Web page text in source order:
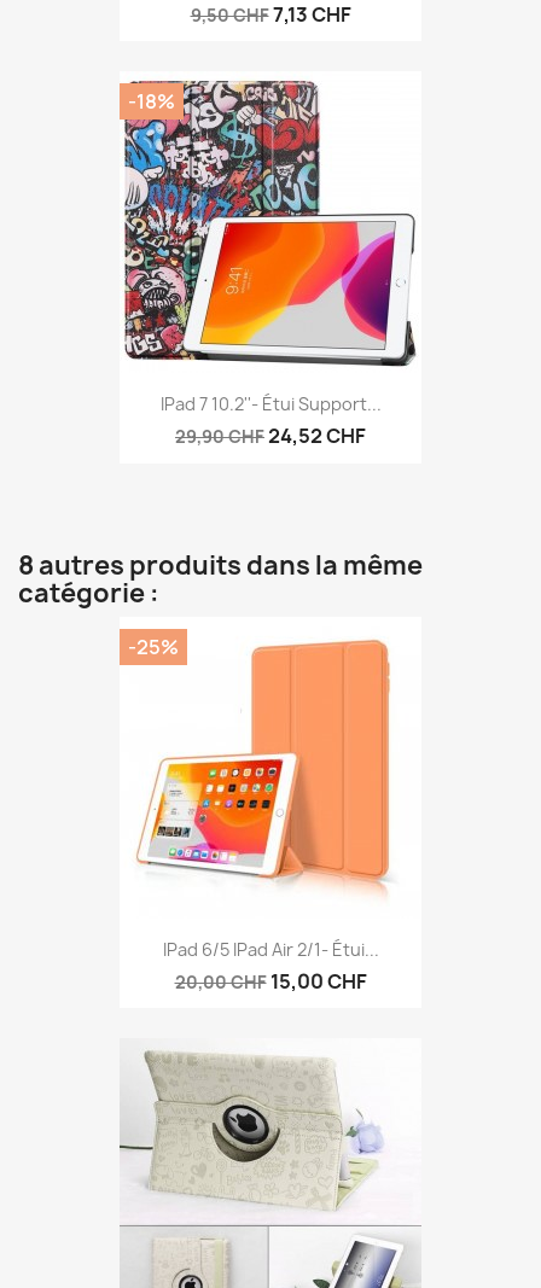
9,50 CHF7,13 CHF
IPad 7 10.2''- Étui Support...
29,90 CHF24,52 CHF
-18%
8 autres produits dans la même
catégorie :
IPad 6/5 IPad Air 2/1- Étui...
20,00 CHF 15,00 CHF
-25%